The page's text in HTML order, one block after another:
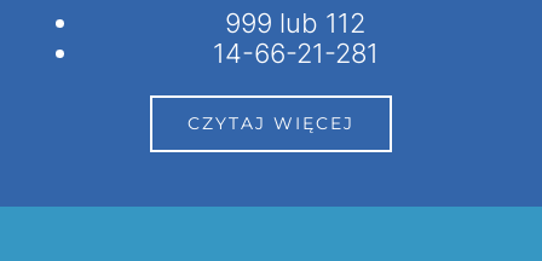
999 lub 112
14-66-21-281
CZYTAJ WIĘCEJ